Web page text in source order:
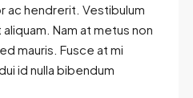
ac hendrerit. Vestibulum
Nam at metus non
mauris. Fusce at mi
id nulla bibendum